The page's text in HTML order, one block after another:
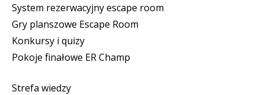
System rezerwacyjny escape room
Gry planszowe Escape Room
Konkursy i quizy
Pokoje finałowe ER Champ
Strefa wiedzy